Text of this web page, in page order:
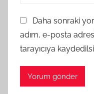
Daha sonraki
adım, e-posta
tarayıcıya